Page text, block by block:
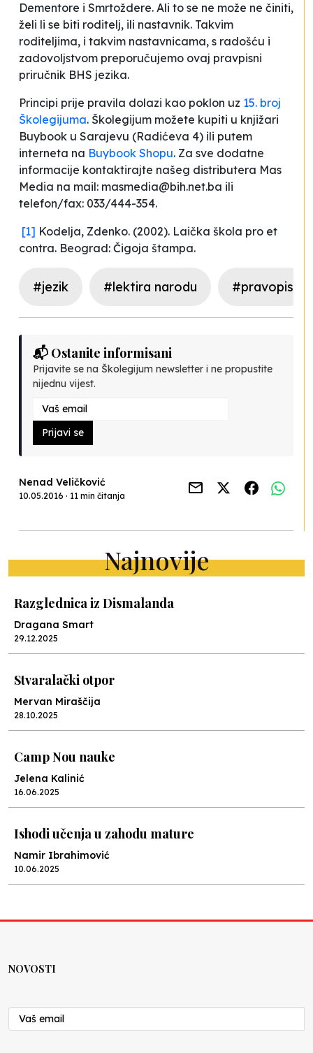
Dementore i Smrtoždere. Ali to se ne može ne činiti,
želi li se biti roditelj, ili nastavnik. Takvim
roditeljima, i takvim nastavnicama, s radošću i
zadovoljstvom preporučujemo ovaj pravpisni
priručnik BHS jezika.
Principi prije pravila dolazi kao poklon uz 15. broj
Školegijuma. Školegijum možete kupiti u knjižari
Buybook u Sarajevu (Radićeva 4) ili putem
interneta na Buybook Shopu. Za sve dodatne
informacije kontaktirajte našeg distributera Mas
Media na mail: masmedia@bih.net.ba ili
telefon/fax: 033/444-354.
[1] Kodelja, Zdenko. (2002). Laička škola pro et
contra. Beograd: Čigoja štampa.
#jezik #lektira narodu #pravopis
📬 Ostanite informisani
Prijavite se na Školegijum newsletter i ne propustite
nijednu vijest.
Prijavi se
Nenad Veličković
10.05.2016 · 11 min čitanja
Najnovije
Razglednica iz Dismalanda
Dragana Smart
29.12.2025
Stvaralački otpor
Mervan Miraščija
28.10.2025
Camp Nou nauke
Jelena Kalinić
16.06.2025
Ishodi učenja u zahodu mature
Namir Ibrahimović
10.06.2025
Nenad Veličković
29.10.2024
NOVOSTI